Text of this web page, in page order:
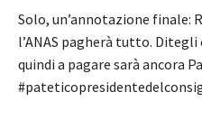
Solo, un’annotazione finale:
l’ANAS pagherà tutto. Ditegli
quindi a pagare sarà ancora